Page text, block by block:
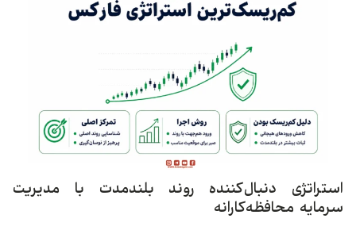
استراتژی دنبال‌کننده روند بلندمدت با مدیریت
سرمایه محافظه‌کارانه